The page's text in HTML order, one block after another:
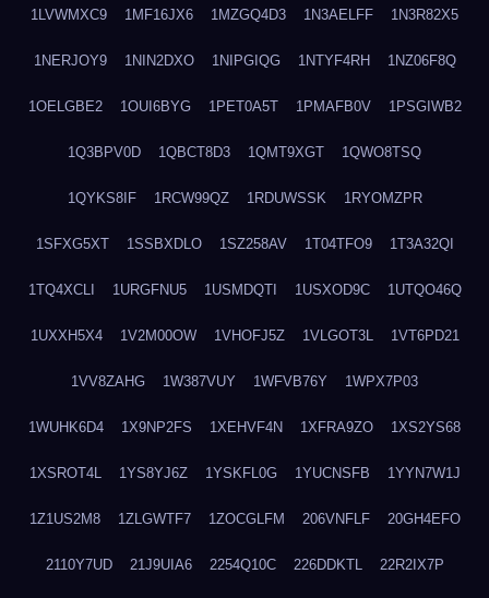
1LVWMXC9 1MF16JX6 1MZGQ4D3 1N3AELFF 1N3R82X5
1NERJOY9 1NIN2DXO 1NIPGIQG 1NTYF4RH 1NZ06F8Q
1OELGBE2 1OUI6BYG 1PET0A5T 1PMAFB0V 1PSGIWB2
1Q3BPV0D 1QBCT8D3 1QMT9XGT 1QWO8TSQ
1QYKS8IF 1RCW99QZ 1RDUWSSK 1RYOMZPR
1SFXG5XT 1SSBXDLO 1SZ258AV 1T04TFO9 1T3A32QI
1TQ4XCLI 1URGFNU5 1USMDQTI 1USXOD9C 1UTQO46Q
1UXXH5X4 1V2M00OW 1VHOFJ5Z 1VLGOT3L 1VT6PD21
1VV8ZAHG 1W387VUY 1WFVB76Y 1WPX7P03
1WUHK6D4 1X9NP2FS 1XEHVF4N 1XFRA9ZO 1XS2YS68
1XSROT4L 1YS8YJ6Z 1YSKFL0G 1YUCNSFB 1YYN7W1J
1Z1US2M8 1ZLGWTF7 1ZOCGLFM 206VNFLF 20GH4EFO
2110Y7UD 21J9UIA6 2254Q10C 226DDKTL 22R2IX7P